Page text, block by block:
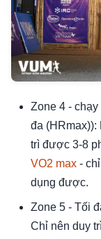
Zone 4 - chạy
đa (HRmax)):
trì được 3-8
VO2 max -
dụng được.
Zone 5 - Tối
Chỉ nên duy